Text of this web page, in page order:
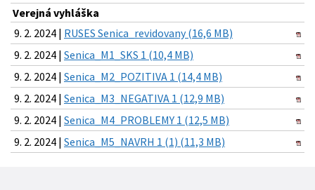
Verejná vyhláška
9. 2. 2024 | RUSES Senica_revidovany (16,6 MB)
9. 2. 2024 | Senica_M1_SKS 1 (10,4 MB)
9. 2. 2024 | Senica_M2_POZITIVA 1 (14,4 MB)
9. 2. 2024 | Senica_M3_NEGATIVA 1 (12,9 MB)
9. 2. 2024 | Senica_M4_PROBLEMY 1 (12,5 MB)
9. 2. 2024 | Senica_M5_NAVRH 1 (1) (11,3 MB)